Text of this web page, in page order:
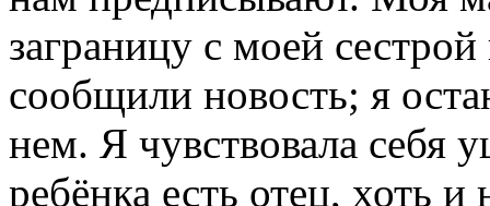
заграницу с моей
сообщили новость; я
нем. Я чувствовала себя
ребёнка есть отец, хоть